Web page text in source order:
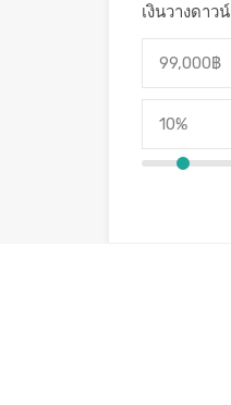
เงินวางดาวน์